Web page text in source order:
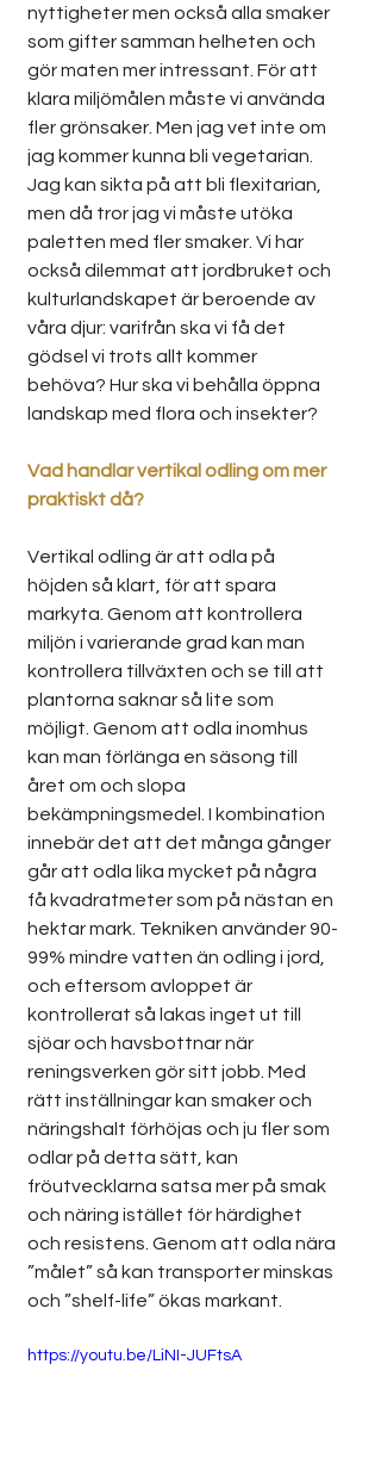
nyttigheter men också alla smaker
som gifter samman helheten och
gör maten mer intressant. För att
klara miljömålen måste vi använda
fler grönsaker. Men jag vet inte om
jag kommer kunna bli vegetarian.
Jag kan sikta på att bli flexitarian,
men då tror jag vi måste utöka
paletten med fler smaker. Vi har
också dilemmat att jordbruket och
kulturlandskapet är beroende av
våra djur: varifrån ska vi få det
gödsel vi trots allt kommer
behöva? Hur ska vi behålla öppna
landskap med flora och insekter?
Vad handlar vertikal odling om mer
praktiskt då?
Vertikal odling är att odla på
höjden så klart, för att spara
markyta. Genom att kontrollera
miljön i varierande grad kan man
kontrollera tillväxten och se till att
plantorna saknar så lite som
möjligt. Genom att odla inomhus
kan man förlänga en säsong till
året om och slopa
bekämpningsmedel. I kombination
innebär det att det många gånger
går att odla lika mycket på några
få kvadratmeter som på nästan en
hektar mark. Tekniken använder 90-
99% mindre vatten än odling i jord,
och eftersom avloppet är
kontrollerat så lakas inget ut till
sjöar och havsbottnar när
reningsverken gör sitt jobb. Med
rätt inställningar kan smaker och
näringshalt förhöjas och ju fler som
odlar på detta sätt, kan
fröutvecklarna satsa mer på smak
och näring istället för härdighet
och resistens. Genom att odla nära
”målet” så kan transporter minskas
och ”shelf-life” ökas markant.
https://youtu.be/LiNI-JUFtsA